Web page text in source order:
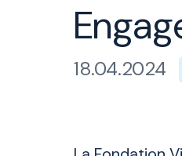
18.04.2024